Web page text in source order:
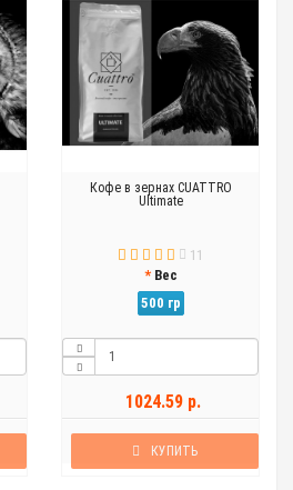
Кофе в зернах CUATTRO
Ultimate
11
Вес
500 гр
1024.59 р.
КУПИТЬ